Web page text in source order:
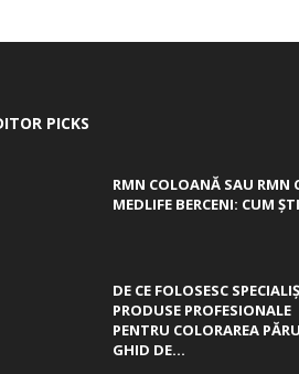
PICKS
RMN COLOANĂ SAU RMN
MEDLIFE BERCENI: CUM
DE CE FOLOSESC
PRODUSE PROFESIONALE
PENTRU COLORAREA
GHID DE...